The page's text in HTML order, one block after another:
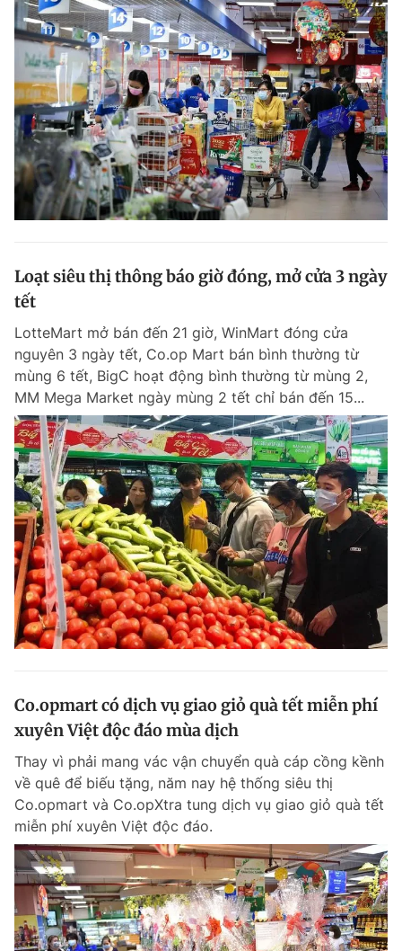
Loạt siêu thị thông báo giờ đóng, mở cửa 3 ngày
tết
LotteMart mở bán đến 21 giờ, WinMart đóng cửa
nguyên 3 ngày tết, Co.op Mart bán bình thường từ
mùng 6 tết, BigC hoạt động bình thường từ mùng 2,
MM Mega Market ngày mùng 2 tết chỉ bán đến 15...
Co.opmart có dịch vụ giao giỏ quà tết miễn phí
xuyên Việt độc đáo mùa dịch
Thay vì phải mang vác vận chuyển quà cáp cồng kềnh
về quê để biếu tặng, năm nay hệ thống siêu thị
Co.opmart và Co.opXtra tung dịch vụ giao giỏ quà tết
miễn phí xuyên Việt độc đáo.